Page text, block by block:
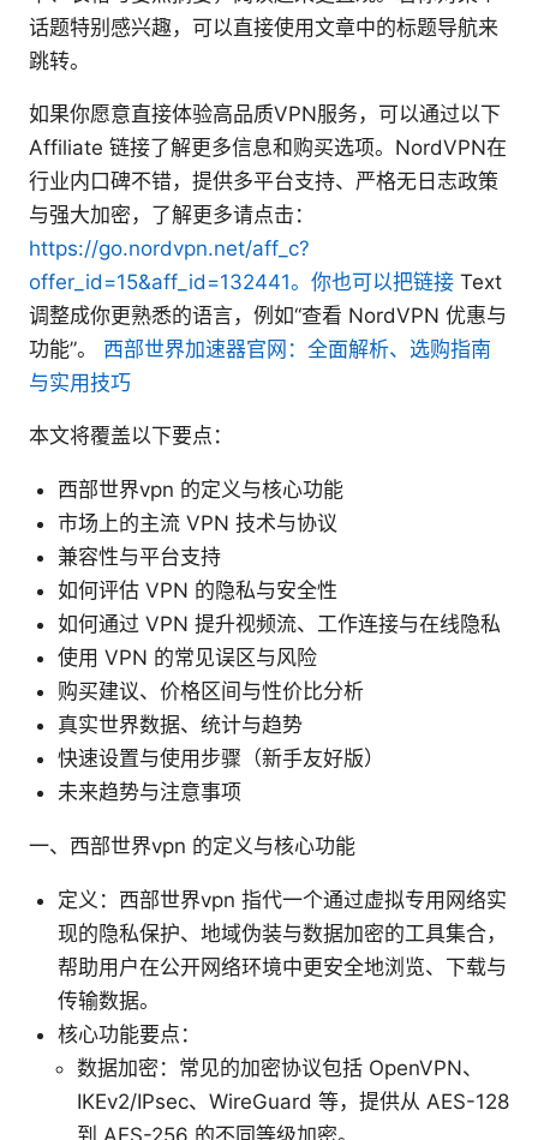
话题特别感兴趣，可以直接使用文章中的标题导航来
跳转。
如果你愿意直接体验高品质VPN服务，可以通过以下
Affiliate 链接了解更多信息和购买选项。NordVPN在
行业内口碑不错，提供多平台支持、严格无日志政策
与强大加密，了解更多请点击：
https://go.nordvpn.net/aff_c?
offer_id=15&aff_id=132441。你也可以把链接 Text
调整成你更熟悉的语言，例如“查看 NordVPN 优惠与
功能”。 西部世界加速器官网：全面解析、选购指南
与实用技巧
本文将覆盖以下要点：
西部世界vpn 的定义与核心功能
市场上的主流 VPN 技术与协议
兼容性与平台支持
如何评估 VPN 的隐私与安全性
如何通过 VPN 提升视频流、工作连接与在线隐私
使用 VPN 的常见误区与风险
购买建议、价格区间与性价比分析
真实世界数据、统计与趋势
快速设置与使用步骤（新手友好版）
未来趋势与注意事项
一、西部世界vpn 的定义与核心功能
定义：西部世界vpn 指代一个通过虚拟专用网络实
现的隐私保护、地域伪装与数据加密的工具集合，
帮助用户在公开网络环境中更安全地浏览、下载与
传输数据。
核心功能要点：
数据加密：常见的加密协议包括 OpenVPN、
IKEv2/IPsec、WireGuard 等，提供从 AES-128
到 AES-256 的不同等级加密。